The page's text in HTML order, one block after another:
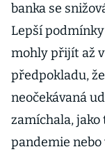
banka se
Lepší
mohly přijít až
předpokladu,
neočekávaná
zamíchala,
pandemie